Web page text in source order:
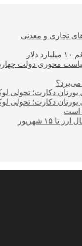
تجاری و معدنی
سیاست محوری دولت
می‌برد؟
یورتان دکارت؛
یورتان دکارت؛
شهریور